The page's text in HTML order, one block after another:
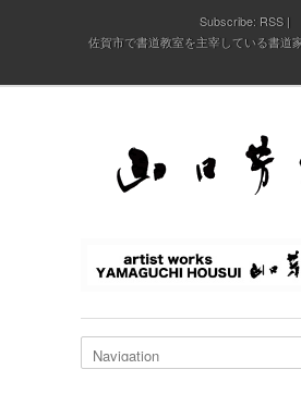
Subscribe: RSS
佐賀市で書道教室を主宰している書道